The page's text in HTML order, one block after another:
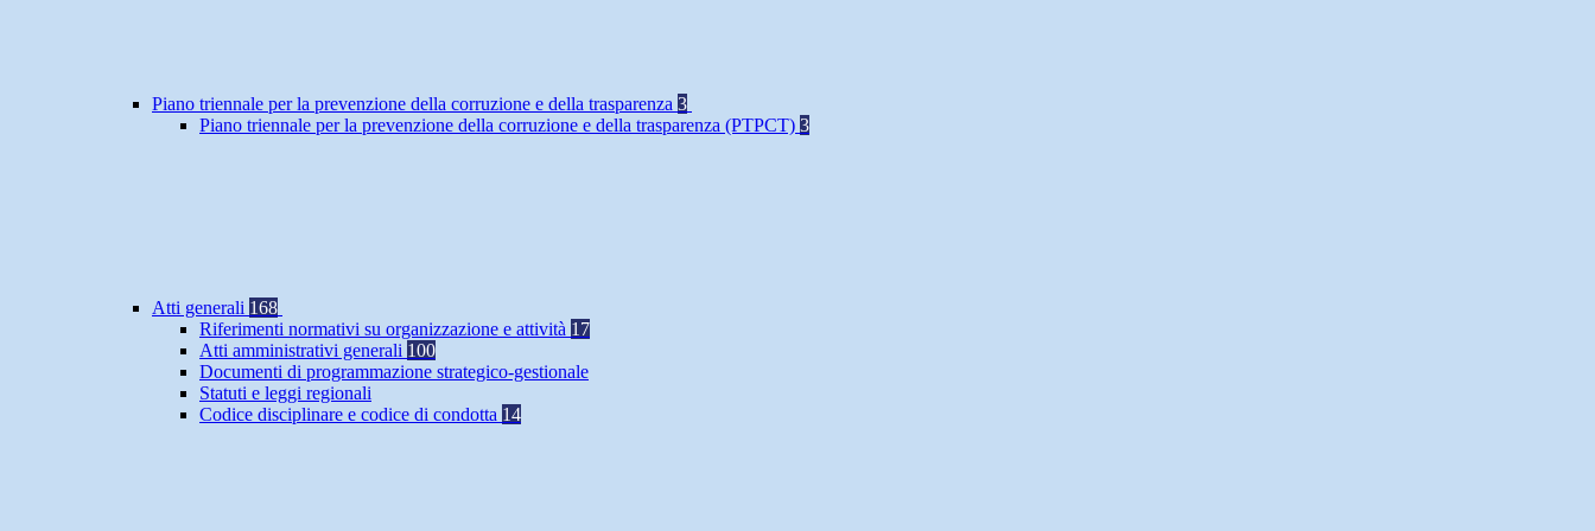
Piano triennale per la prevenzione della corruzione e della trasparenza 3
Piano triennale per la prevenzione della corruzione e della trasparenza (PTPCT) 3
Atti generali 168
Riferimenti normativi su organizzazione e attività 17
Atti amministrativi generali 100
Documenti di programmazione strategico-gestionale
Statuti e leggi regionali
Codice disciplinare e codice di condotta 14